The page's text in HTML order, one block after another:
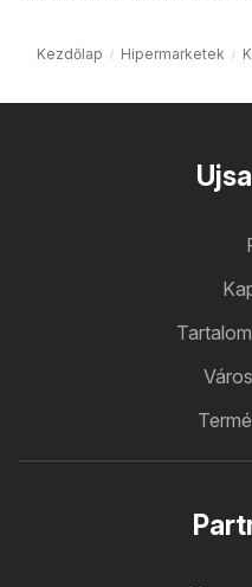
Kezdőlap Hipermarketek